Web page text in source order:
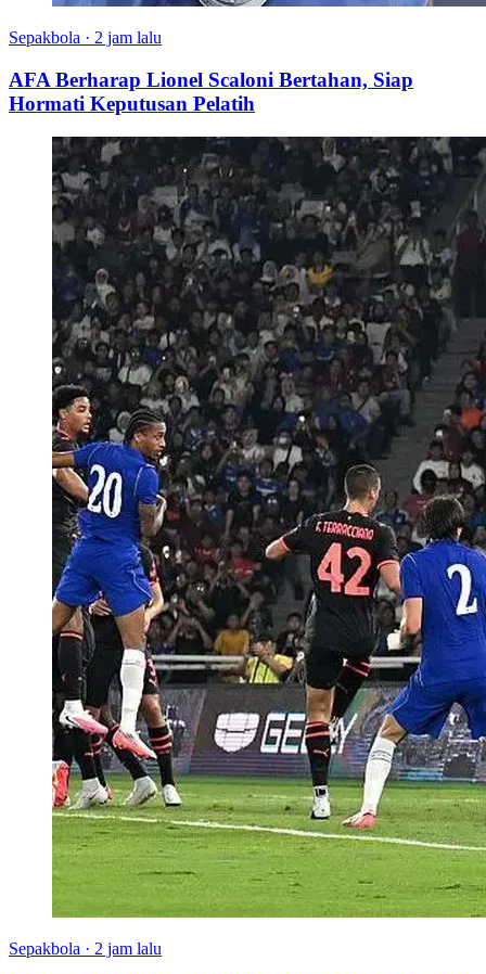
Sepakbola · 2 jam lalu
AFA Berharap Lionel Scaloni Bertahan, Siap
Hormati Keputusan Pelatih
Sepakbola · 2 jam lalu